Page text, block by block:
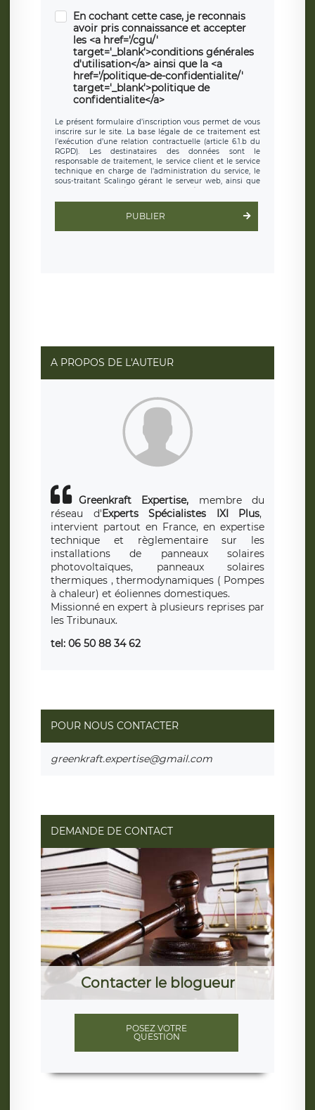
En cochant cette case, je reconnais
avoir pris connaissance et accepter
les <a href='/cgu/'
target='_blank'>conditions générales
d'utilisation</a> ainsi que la <a
href='/politique-de-confidentialite/'
target='_blank'>politique de
confidentialite</a>
Le présent formulaire d’inscription vous permet de vous
inscrire sur le site. La base légale de ce traitement est
l’exécution d’une relation contractuelle (article 6.1.b du
RGPD). Les destinataires des données sont le
responsable de traitement, le service client et le service
technique en charge de l’administration du service, le
sous-traitant Scalingo gérant le serveur web, ainsi que
toute personne légalement autorisée. Le formulaire
d’inscription est hébergé sur un serveur hébergé par
clauses de
protection conformes au RGPD
. Les données collectées
sont conservées jusqu’à ce que l’Internaute en sollicite la
rue Léopold Sédar Senghor, joignable à l’adresse mail :
responsabledetraitement@legavox.fr. Vous avez
également le droit d’introduire une réclamation auprès
d’une autorité de contrôle.
PUBLIER
A PROPOS DE L'AUTEUR
Greenkraft Expertise, membre du
réseau d'Experts Spécialistes IXI Plus,
intervient partout en France, en expertise
technique et règlementaire sur les
installations de panneaux solaires
photovoltaïques, panneaux solaires
thermiques , thermodynamiques ( Pompes
à chaleur) et éoliennes domestiques.
Missionné en expert à plusieurs reprises par
les Tribunaux.
tel: 06 50 88 34 62
POUR NOUS CONTACTER
greenkraft.expertise@gmail.com
DEMANDE DE CONTACT
Contacter le blogueur
POSEZ VOTRE
QUESTION